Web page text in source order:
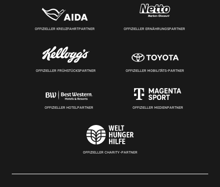
OFFIZIELLER KREUZFAHRTPARTNER OFFIZIELLER ERNÄHRUNGSPARTNER
OFFIZIELLER FRÜHSTÜCKSPARTNER OFFIZIELLER MOBILITÄTS-PARTNER
OFFIZIELLER HOTELPARTNER OFFIZIELLER MEDIENPARTNER
OFFIZIELLER CHARITY-PARTNER